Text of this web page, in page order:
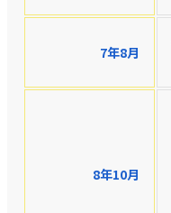
7年8月
8年10月